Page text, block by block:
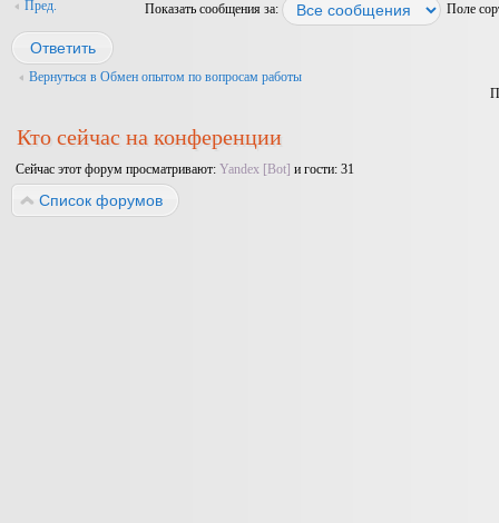
Пред. Показать сообщения за: Поле
Ответить
Вернуться в Обмен опытом по вопросам работы
Кто сейчас на конференции
Сейчас этот форум просматривают: Yandex [Bot] и гости: 31
Список форумов